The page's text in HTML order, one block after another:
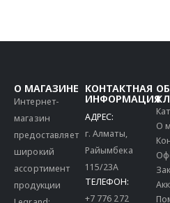
О МАГАЗИНЕ
Интернет-
магазин
предоставляет
широкий
ассортимент
продукции
КОНТАКТНАЯ
ИНФОРМАЦИЯ
АДРЕС:
г. Алматы,
Райымбека
115/23A
ТЕЛЕФОН:
+7 776 272
О